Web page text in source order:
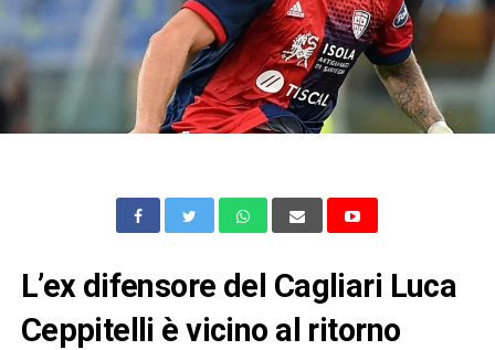
L’ex difensore del Cagliari Luca
Ceppitelli è vicino al ritorno